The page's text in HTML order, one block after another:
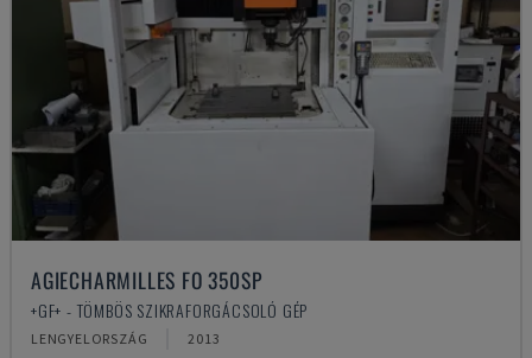
AGIECHARMILLES FO 350SP
+GF+ - TÖMBÖS SZIKRAFORGÁCSOLÓ GÉP
LENGYELORSZÁG 2013